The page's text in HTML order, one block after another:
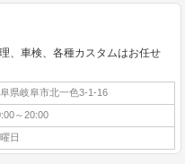
、車検、各種カスタムはお任せ
県岐阜市北一色3-1-16
～20:00
日